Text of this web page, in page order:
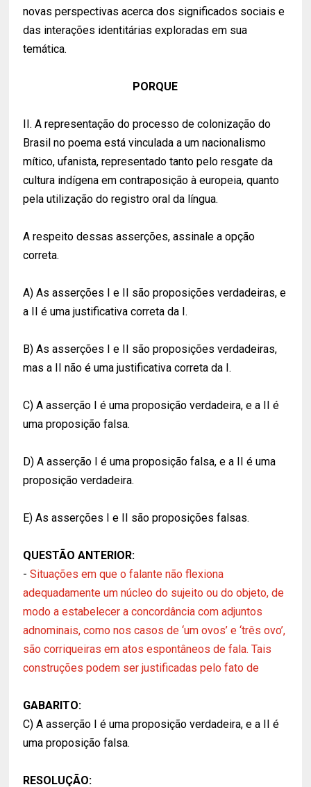
novas perspectivas acerca dos significados sociais e
das interações identitárias exploradas em sua
temática.
PORQUE
II. A representação do processo de colonização do
Brasil no poema está vinculada a um nacionalismo
mítico, ufanista, representado tanto pelo resgate da
cultura indígena em contraposição à europeia, quanto
pela utilização do registro oral da língua.
A respeito dessas asserções, assinale a opção
correta.
A) As asserções I e II são proposições verdadeiras, e
a II é uma justificativa correta da I.
B) As asserções I e II são proposições verdadeiras,
mas a II não é uma justificativa correta da I.
C) A asserção I é uma proposição verdadeira, e a II é
uma proposição falsa.
D) A asserção I é uma proposição falsa, e a II é uma
proposição verdadeira.
E) As asserções I e II são proposições falsas.
QUESTÃO ANTERIOR:
-Situações em que o falante não flexiona
adequadamente um núcleo do sujeito ou do objeto, de
modo a estabelecer a concordância com adjuntos
adnominais, como nos casos de ‘um ovos’ e ‘três ovo’,
são corriqueiras em atos espontâneos de fala. Tais
construções podem ser justificadas pelo fato de
GABARITO:
C) A asserção I é uma proposição verdadeira, e a II é
uma proposição falsa.
RESOLUÇÃO: